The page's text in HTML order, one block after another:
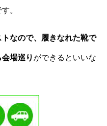
。
なので、履きなれた靴で
場巡り ができるといいな